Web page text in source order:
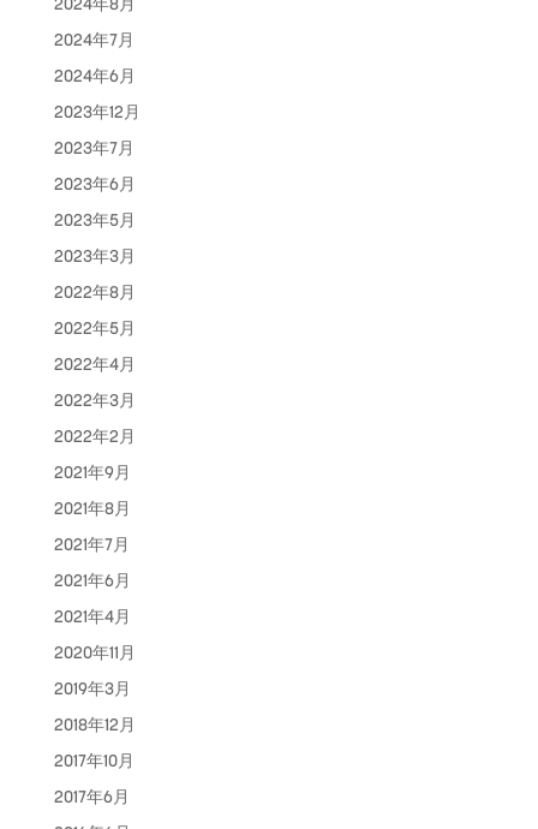
2024年7月
2024年6月
2023年12月
2023年7月
2023年6月
2023年5月
2023年3月
2022年8月
2022年5月
2022年4月
2022年3月
2022年2月
2021年9月
2021年8月
2021年7月
2021年6月
2021年4月
2020年11月
2019年3月
2018年12月
2017年10月
2017年6月